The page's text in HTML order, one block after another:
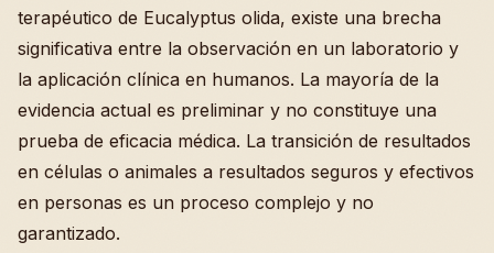
terapéutico de Eucalyptus olida, existe una brecha
significativa entre la observación en un laboratorio y
la aplicación clínica en humanos. La mayoría de la
evidencia actual es preliminar y no constituye una
prueba de eficacia médica. La transición de resultados
en células o animales a resultados seguros y efectivos
en personas es un proceso complejo y no
garantizado.